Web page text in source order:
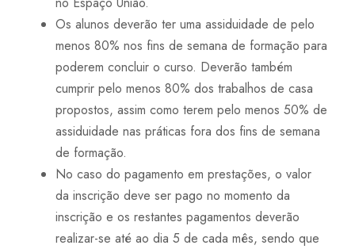
Os alunos deverão ter uma assiduidade de pelo
menos 80% nos fins de semana de formação para
poderem concluir o curso. Deverão também
cumprir pelo menos 80% dos trabalhos de casa
propostos, assim como terem pelo menos 50% de
assiduidade nas práticas fora dos fins de semana
de formação.
No caso do pagamento em prestações, o valor
da inscrição deve ser pago no momento da
inscrição e os restantes pagamentos deverão
realizar-se até ao dia 5 de cada mês, sendo que